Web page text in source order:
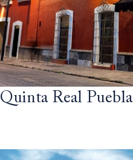
Quinta Real Puebla